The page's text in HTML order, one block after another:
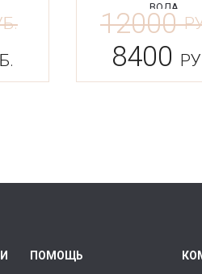
ВОДА
12000
8400
ПОМОЩЬ